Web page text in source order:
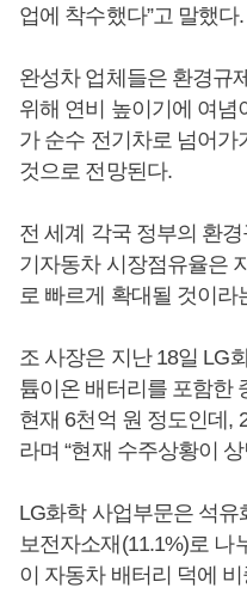
업에 착수했다”고 말했다.
완성차 업체들은 환경규
위해 연비 높이기에 여
가 순수 전기차로 넘어
것으로 전망된다.
전 세계 각국 정부의 환
기자동차 시장점유율은
로 빠르게 확대될 것이라
조 사장은 지난 18일 LG
튬이온 배터리를 포함한
현재 6천억 원 정도인데,
라며 “현재 수주상황이
LG화학 사업부문은 석유
보전자소재(11.1%)로 나
이 자동차 배터리 덕에